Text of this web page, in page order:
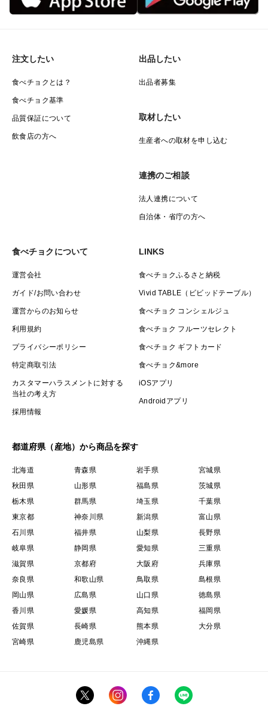
注文したい
食べチョクとは？
食べチョク基準
品質保証について
飲食店の方へ
出品したい
出品者募集
取材したい
生産者への取材を申し込む
連携のご相談
法人連携について
自治体・省庁の方へ
食べチョクについて
運営会社
ガイド/お問い合わせ
運営からのお知らせ
利用規約
プライバシーポリシー
特定商取引法
カスタマーハラスメントに対する
当社の考え方
採用情報
LINKS
食べチョクふるさと納税
Vivid TABLE（ビビッドテーブル）
食べチョク コンシェルジュ
食べチョク フルーツセレクト
食べチョク ギフトカード
食べチョク&more
iOSアプリ
Androidアプリ
都道府県（産地）から商品を探す
北海道 青森県 岩手県
宮城県
秋田県
山形県 福島県
茨城県
栃木県
群馬県 埼玉県
千葉県
東京都
神奈川県 新潟県
富山県
石川県
福井県 山梨県
長野県
岐阜県
静岡県 愛知県
三重県
滋賀県
京都府 大阪府
兵庫県
奈良県
和歌山県 鳥取県
島根県
岡山県
広島県 山口県
徳島県
香川県
愛媛県 高知県
福岡県
佐賀県
長崎県 熊本県
大分県
宮崎県
鹿児島県 沖縄県